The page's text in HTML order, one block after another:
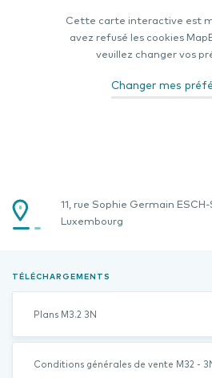
Cette carte interactive est
avez refusé les cookies
veuillez changer vos
Changer mes
11, rue Sophie Germain
Luxembourg
TÉLÉCHARGEMENTS
Plans M3.2 3N
Conditions générales de vente M32 -